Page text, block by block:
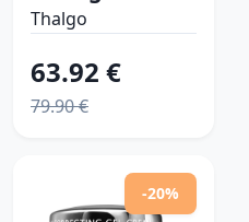
Firming Cream
krém so
spevňujúcim
náhradná
náplň 50 ml
Thalgo
63.92 €
79.90 €
-20%